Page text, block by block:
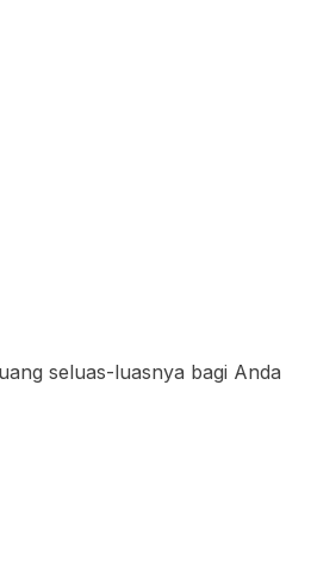
seluas-luasnya bagi Anda